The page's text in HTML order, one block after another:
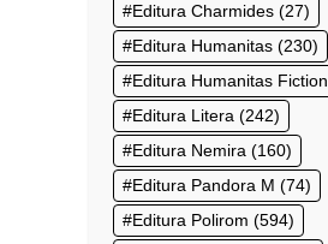
Editura Charmides (27)
Editura Humanitas (230)
Editura Humanitas Fiction
Editura Litera (242)
Editura Nemira (160)
Editura Pandora M (74)
Editura Polirom (594)